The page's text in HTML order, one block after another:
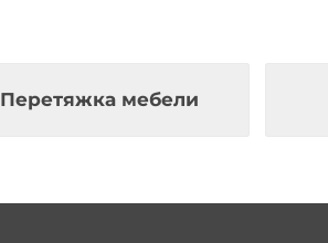
Перетяжка мебели